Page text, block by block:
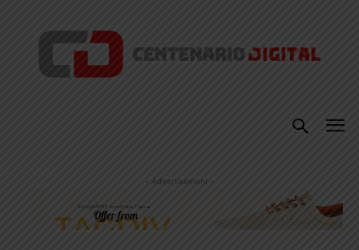
- Advertisement -